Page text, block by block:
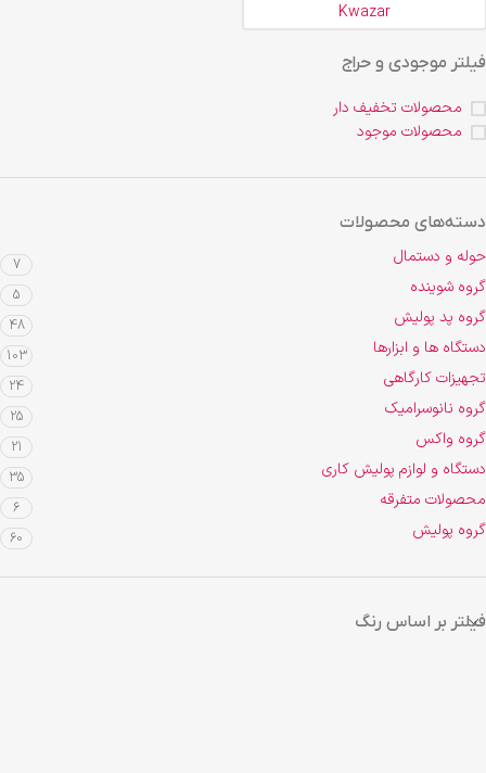
فیلتر موجودی و حراج
محصولات تخفیف دار
محصولات موجود
دسته‌های محصولات
حوله و دستمال 7
گروه شوینده 5
گروه پد پولیش 48
دستگاه ها و ابزارها 103
تجهیزات کارگاهی 24
گروه نانوسرامیک 25
گروه واکس 21
دستگاه و لوازم پولیش کاری 35
محصولات متفرقه 6
گروه پولیش 60
فیلتر بر اساس رنگ
Kwazar